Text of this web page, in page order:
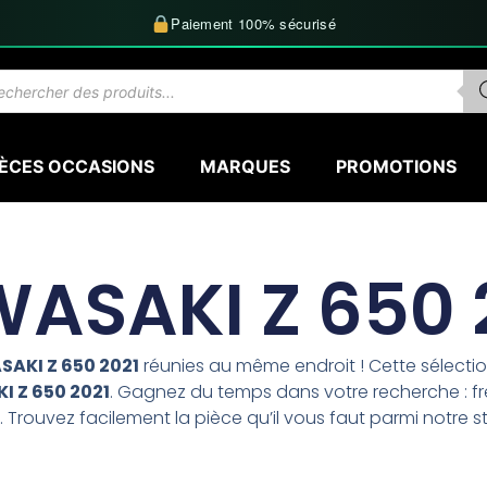
Paiement 100% sécurisé
OCCASIONS MARQUES PROMOTIONS
Z 650
Z 650 2021 réunies au même endroit ! Cette
Z 650 2021. Gagnez du temps dans votre recherche :
Trouvez facilement la pièce qu’il vous faut parmi notre